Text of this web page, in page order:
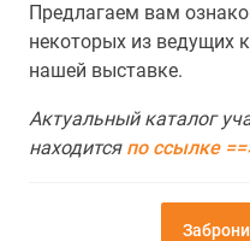
Предлагаем вам
некоторых из ведущих
нашей выставке.
Актуальный каталог
находится по ссылке